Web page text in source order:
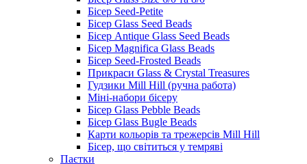
Бісер Seed-Petite
Бісер Glass Seed Beads
Бісер Antique Glass Seed Beads
Бісер Magnifica Glass Beads
Бісер Seed-Frosted Beads
Прикраси Glass & Crystal Treasures
Гудзики Mill Hill (ручна работа)
Міні-набори бісеру
Бісер Glass Pebble Beads
Бісер Glass Bugle Beads
Карти кольорів та трежерсів Mill Hill
Бісер, що світиться у темряві
Паєтки